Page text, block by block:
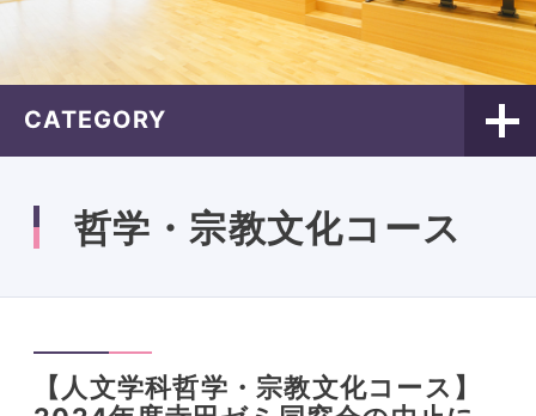
CATEGORY
哲学・宗教文化コース
【人文学科哲学・宗教文化コース】